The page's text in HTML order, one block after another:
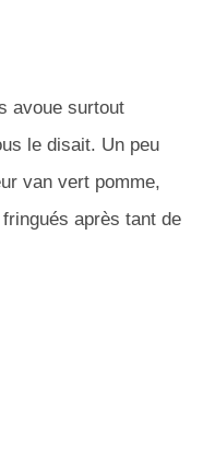
avoue surtout
le disait. Un peu
van vert pomme,
après tant de